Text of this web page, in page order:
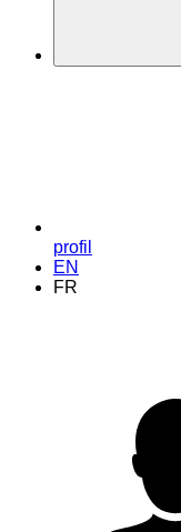
profil
EN
FR